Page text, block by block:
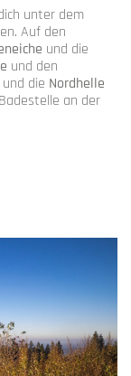
unter dem
Auf den
und die
und den
und die Nordhelle
an der